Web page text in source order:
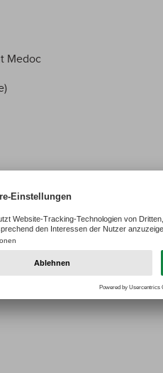
Medoc
Beschädigungen
höchstens leichte Altersspuren